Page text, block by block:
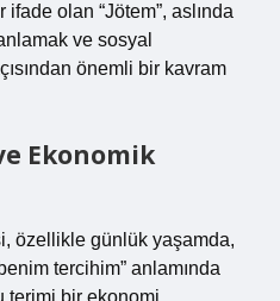
olan “Jötem”, aslında
ve sosyal
önemli bir kavram
Ekonomik
özellikle günlük yaşamda,
tercihim” anlamında
terimi bir ekonomi